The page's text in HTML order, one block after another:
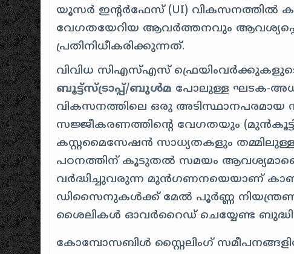
യൂസർ ഇന്റർഫേസ് (UI) വികസനത്തിൽ
വേഗതയേറിയ ആവർത്തനവും
പ്രതിനിധീകരിക്കുന്നത്.
വിവിധ സി‌എസ്‌എസ് ഫ്രെയിംവർക്കുകളുടെ
ബൂട്ട്സ്ട്രാപ്പ്/ബുൾമ പോലുള്ള ഘടക-
വികസനത്തിലെ ഒരു
സജ്ജീകരണത്തിന്റെ വേഗതയും
കസ്റ്റമൈസേഷൻ സാധ്യതകളും തമ്മിലുള്ള
പഠനത്തിന് കൂടുതൽ സമയം
വർദ്ധിച്ചുവരുന്ന മുൻഗണനയെയാണ്
ഡിസൈനുകൾക്ക് മേൽ പൂർണ്ണ നിയന്ത്രണം
ശൈലികൾ ഓവർറൈഡ് ചെയ്യേണ്ട
കോമ്പോസബിൾ സ്റ്റൈലിംഗ്